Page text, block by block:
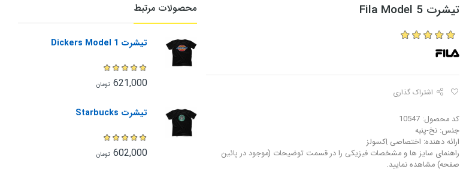
تیشرت Fila Model 5
اشتراک گذاری
کد محصول: 10547
جنس: نخ-پنبه
ارائه دهنده: اختصاصی اِکسولز
راهنمای سایز ها و مشخصات فیزیکی را در قسمت توضیحات (موجود در پائین
صفحه) مشاهده نمایید.
محصولات مرتبط
تیشرت Dickers Model 1
621,000 تومان
تیشرت Starbucks
602,000 تومان